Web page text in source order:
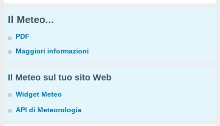
Il Meteo...
PDF
Maggiori informazioni
Il Meteo sul tuo sito Web
Widget Meteo
API di Meteorologia